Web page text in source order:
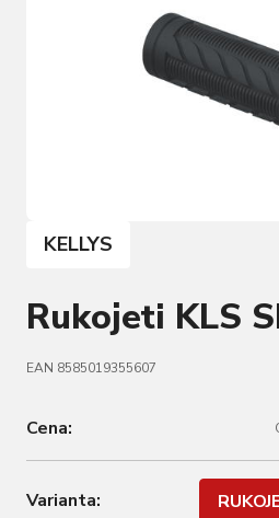
KELLYS
Rukojeti KLS
EAN 8585019355607
Cena:
Varianta: